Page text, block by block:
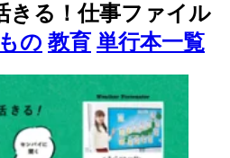
きる！仕事ファイル
の 教育 単行本一覧